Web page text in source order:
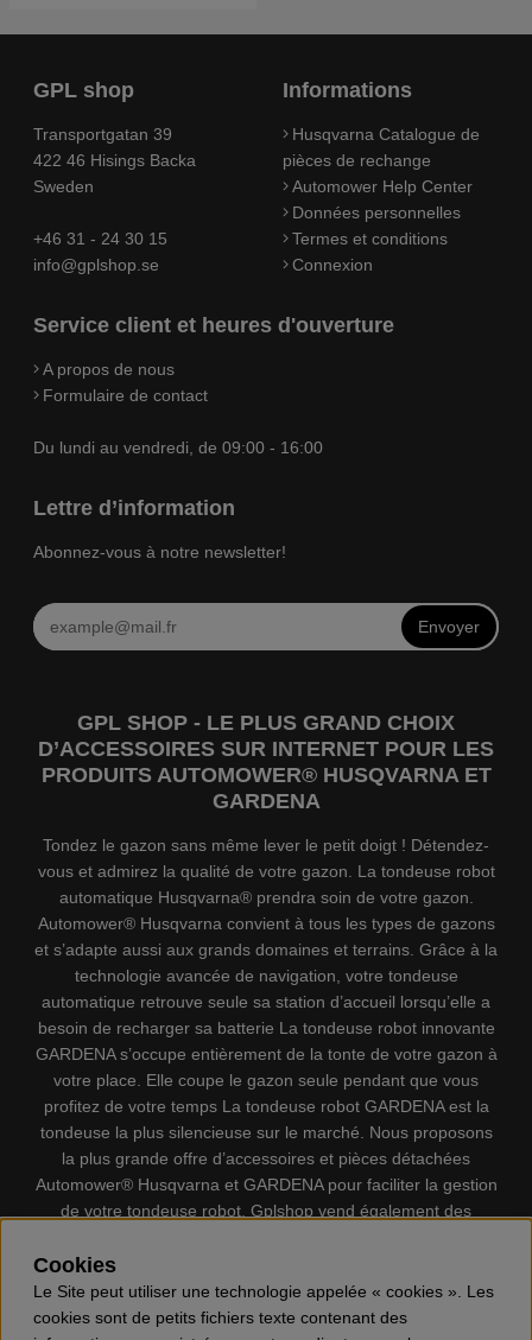
GPL shop
Transportgatan 39
422 46 Hisings Backa
Sweden
+46 31 - 24 30 15
info@gplshop.se
Informations
Husqvarna Catalogue de
pièces de rechange
Automower Help Center
Données personnelles
Termes et conditions
Connexion
Service client et heures d'ouverture
A propos de nous
Formulaire de contact
Du lundi au vendredi, de 09:00 - 16:00
Lettre d’information
Abonnez-vous à notre newsletter!
Envoyer
GPL SHOP - LE PLUS GRAND CHOIX
D’ACCESSOIRES SUR INTERNET POUR LES
PRODUITS AUTOMOWER® HUSQVARNA ET
GARDENA
Tondez le gazon sans même lever le petit doigt ! Détendez-
vous et admirez la qualité de votre gazon. La tondeuse robot
automatique Husqvarna® prendra soin de votre gazon.
Automower® Husqvarna convient à tous les types de gazons
et s’adapte aussi aux grands domaines et terrains. Grâce à la
technologie avancée de navigation, votre tondeuse
automatique retrouve seule sa station d’accueil lorsqu’elle a
besoin de recharger sa batterie La tondeuse robot innovante
GARDENA s’occupe entièrement de la tonte de votre gazon à
votre place. Elle coupe le gazon seule pendant que vous
profitez de votre temps La tondeuse robot GARDENA est la
tondeuse la plus silencieuse sur le marché. Nous proposons
la plus grande offre d’accessoires et pièces détachées
Automower® Husqvarna et GARDENA pour faciliter la gestion
de votre tondeuse robot. Gplshop vend également des
individuel, Coupe-bordures, Débroussailleuses, Taille haies,
Motoculteurs, Souffleur, Souffleuses à neige, Nettoyeurs
haute pression, Aspirateur, Découpeuses, Haches, Outils
Cookies
Le Site peut utiliser une technologie appelée « cookies ». Les
cookies sont de petits fichiers texte contenant des